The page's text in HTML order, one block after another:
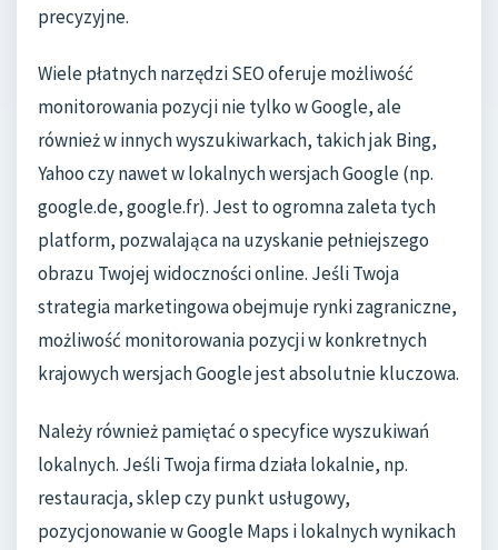
precyzyjne.
Wiele płatnych narzędzi SEO oferuje możliwość
monitorowania pozycji nie tylko w Google, ale
również w innych wyszukiwarkach, takich jak Bing,
Yahoo czy nawet w lokalnych wersjach Google (np.
google.de, google.fr). Jest to ogromna zaleta tych
platform, pozwalająca na uzyskanie pełniejszego
obrazu Twojej widoczności online. Jeśli Twoja
strategia marketingowa obejmuje rynki zagraniczne,
możliwość monitorowania pozycji w konkretnych
krajowych wersjach Google jest absolutnie kluczowa.
Należy również pamiętać o specyfice wyszukiwań
lokalnych. Jeśli Twoja firma działa lokalnie, np.
restauracja, sklep czy punkt usługowy,
pozycjonowanie w Google Maps i lokalnych wynikach